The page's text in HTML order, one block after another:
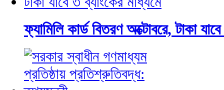
ফ্যামিলি কার্ড বিতরণ অক্টোবরে, টাকা